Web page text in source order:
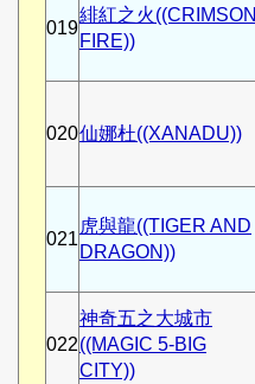
019
緋紅之火((CRIMSON
FIRE))
020仙娜杜((XANADU))
021
虎與龍((TIGER AND
DRAGON))
022
神奇五之大城市
((MAGIC 5-BIG
CITY))